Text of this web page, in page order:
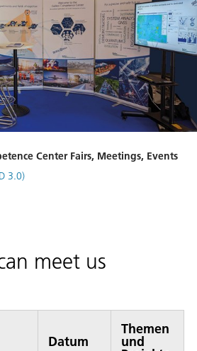
Center Fairs, Meetings, Events
3.0)
meet us
Datum
Themen
und